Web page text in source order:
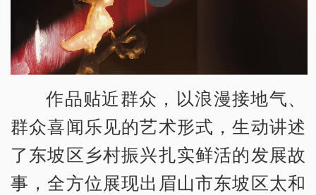
作品贴近群众，以浪漫接地气、
群众喜闻乐见的艺术形式，生动讲述
了东坡区乡村振兴扎实鲜活的发展故
事，全方位展现出眉山市东坡区太和